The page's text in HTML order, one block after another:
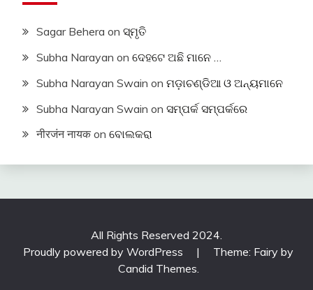
Sagar Behera on ସ୍ମୃତି
Subha Narayan on ଦେହଟେ ଅଛି ମାନେ …
Subha Narayan Swain on ମଡ଼ାଚଣ୍ଡିଆ ଓ ଅନ୍ୟମାନେ
Subha Narayan Swain on ସମ୍ପର୍କ ସମ୍ପର୍କରେ
नीरजंन नायक on ବୋଲକରା
All Rights Reserved 2024.
Proudly powered by WordPress
|
Theme: Fairy by
Candid Themes.